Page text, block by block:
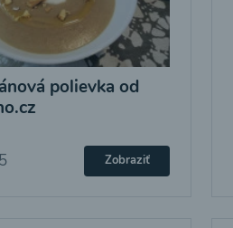
polievka od
Zobraziť